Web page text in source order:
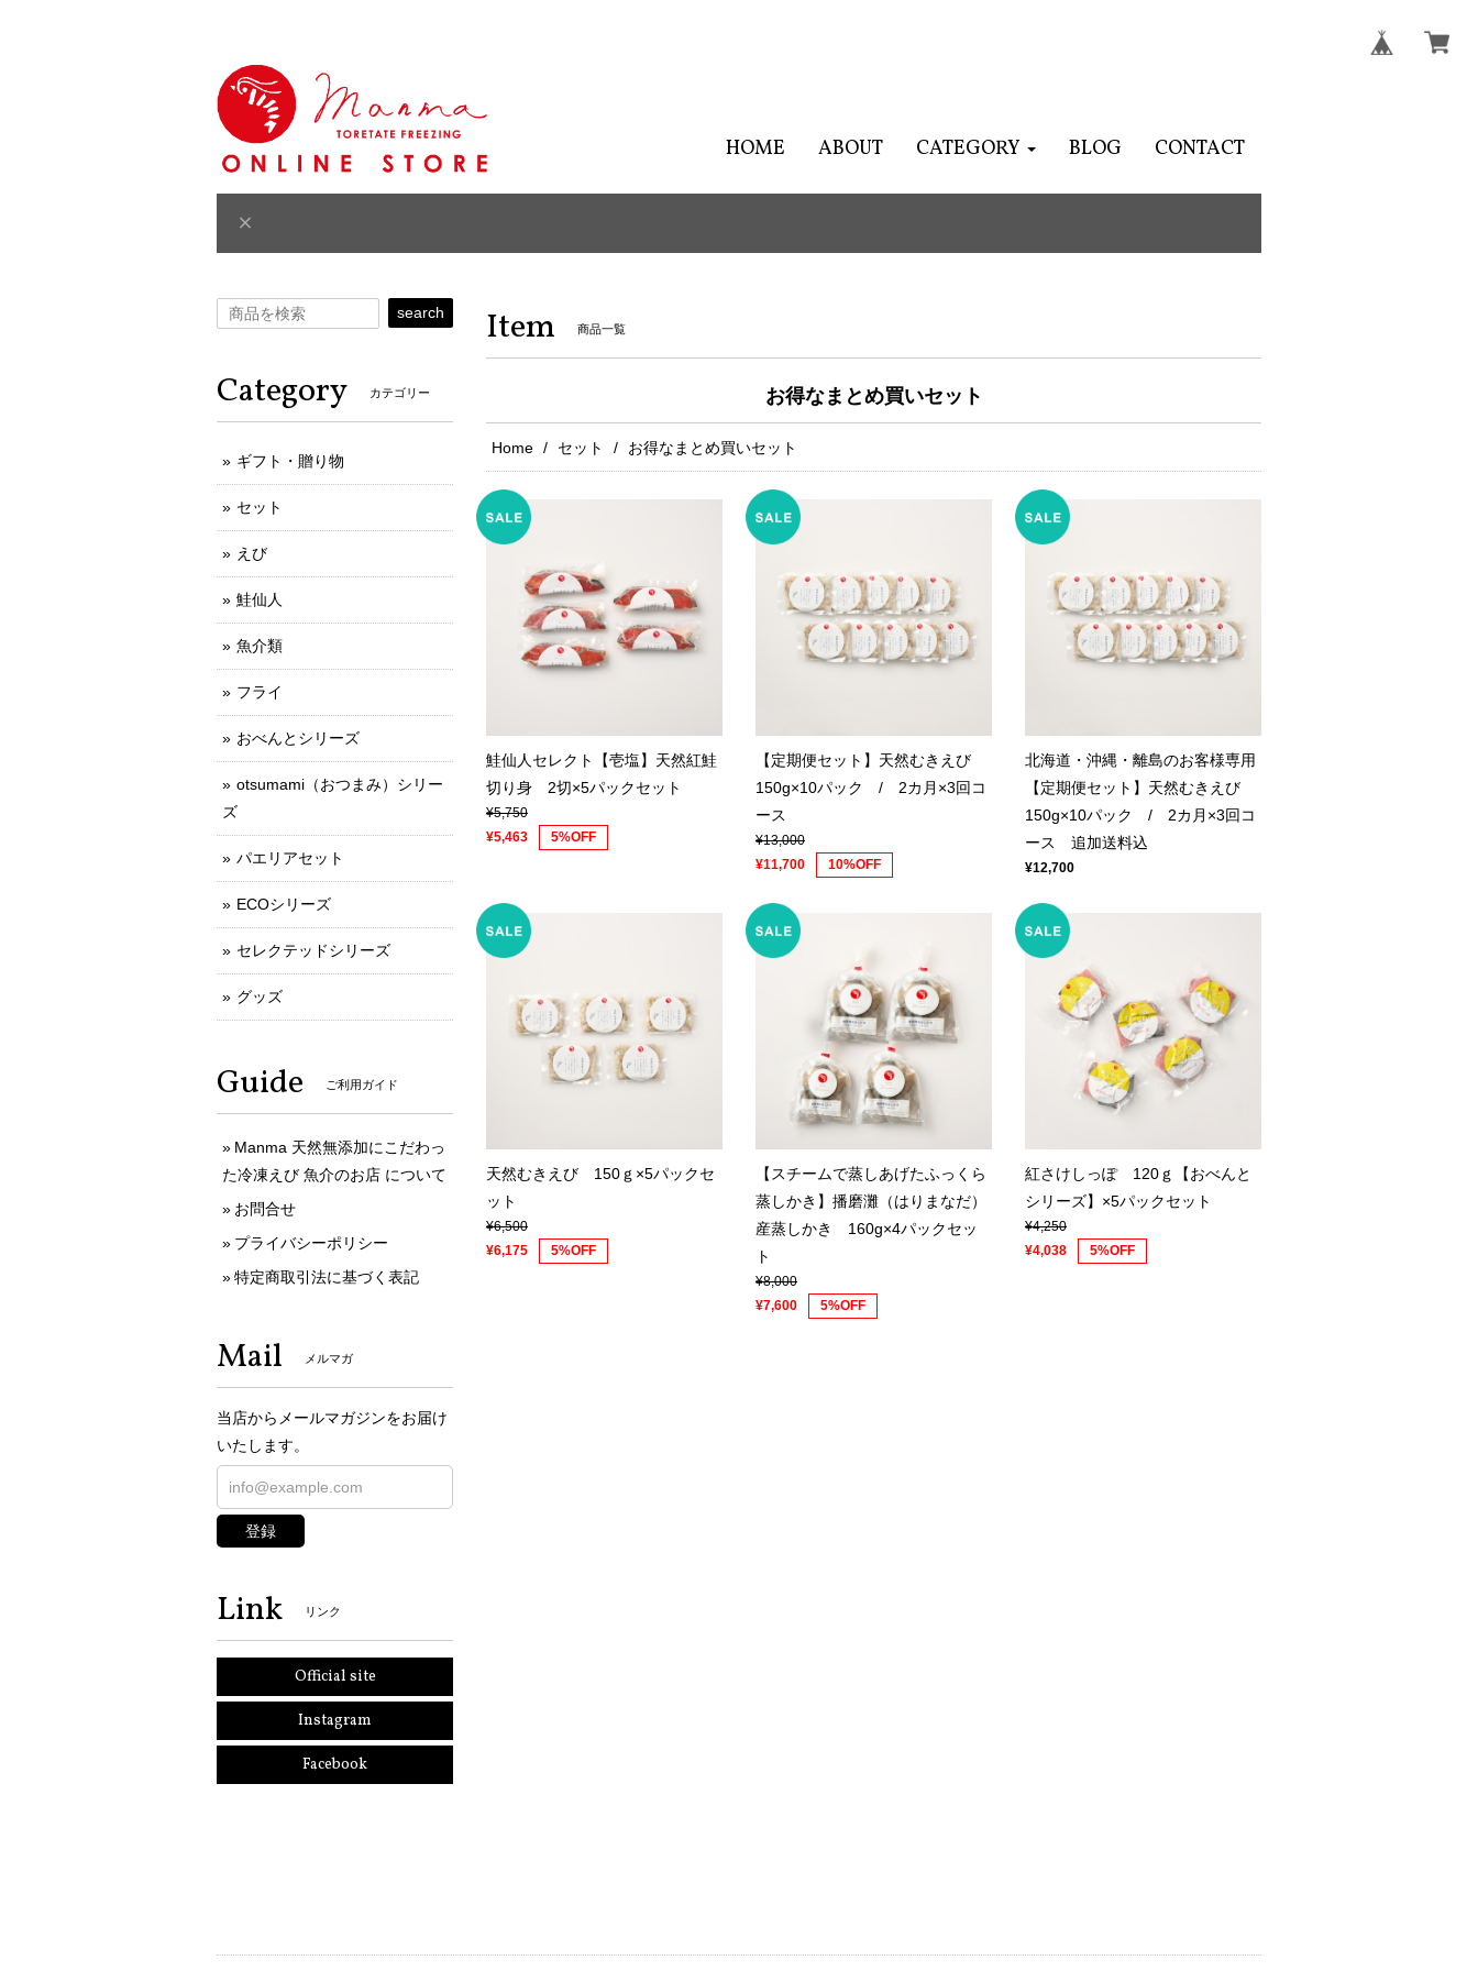
HOME ABOUT CATEGORY BLOG CONTACT
Item 商品一覧
お得なまとめ買いセット
Home セット お得なまとめ買いセット
鮭仙人セレクト【壱塩】天然紅鮭
切り身 2切×5パックセット
¥5,750
¥5,463
5%OFF
【定期便セット】天然むきえび
150g×10パック / 2カ月×3回コ
ース
¥13,000
¥11,700
10%OFF
北海道・沖縄・離島のお客様専用
【定期便セット】天然むきえび
150g×10パック / 2カ月×3回コ
ース 追加送料込
¥12,700
天然むきえび 150ｇ×5パックセ
ット
¥6,500
¥6,175
5%OFF
【スチームで蒸しあげたふっくら
蒸しかき】播磨灘（はりまなだ）
産蒸しかき 160g×4パックセッ
ト
¥8,000
¥7,600
5%OFF
紅さけしっぽ 120ｇ【おべんと
シリーズ】×5パックセット
¥4,250
¥4,038
5%OFF
search
Category カテゴリー
ギフト・贈り物
セット
えび
鮭仙人
魚介類
フライ
おべんとシリーズ
otsumami（おつまみ）シリー
ズ
パエリアセット
ECOシリーズ
セレクテッドシリーズ
グッズ
Guide ご利用ガイド
Manma 天然無添加にこだわっ
た冷凍えび 魚介のお店 について
お問合せ
プライバシーポリシー
特定商取引法に基づく表記
Mail メルマガ
当店からメールマガジンをお届け
いたします。
登録
Link リンク
Official site
Instagram
Facebook